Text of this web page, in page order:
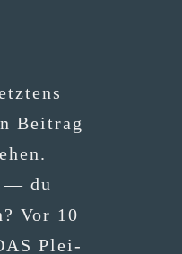
Bei­trag
— du
Vor 10
Plei­